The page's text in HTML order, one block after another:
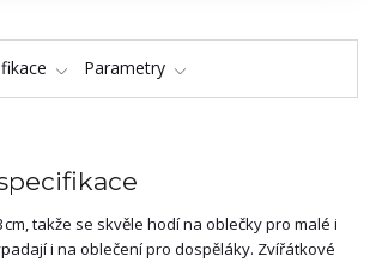
Parametry
takže se skvěle hodí na oblečky pro malé i
i na oblečení pro dospěláky. Zvířátkové